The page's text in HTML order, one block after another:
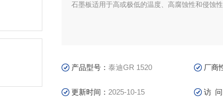
石墨板适用于高或极低的温度、高腐蚀性和侵蚀
产品型号： 泰迪GR 1520 厂商
更新时间： 2025-10-15 访